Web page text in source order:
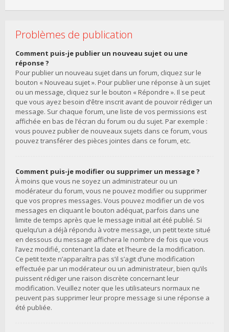
Problèmes de publication
Comment puis-je publier un nouveau sujet ou une
réponse ?
Pour publier un nouveau sujet dans un forum, cliquez sur le
bouton « Nouveau sujet ». Pour publier une réponse à un sujet
ou un message, cliquez sur le bouton « Répondre ». Il se peut
que vous ayez besoin d’être inscrit avant de pouvoir rédiger un
message. Sur chaque forum, une liste de vos permissions est
affichée en bas de l’écran du forum ou du sujet. Par exemple :
vous pouvez publier de nouveaux sujets dans ce forum, vous
pouvez transférer des pièces jointes dans ce forum, etc.
Comment puis-je modifier ou supprimer un message ?
À moins que vous ne soyez un administrateur ou un
modérateur du forum, vous ne pouvez modifier ou supprimer
que vos propres messages. Vous pouvez modifier un de vos
messages en cliquant le bouton adéquat, parfois dans une
limite de temps après que le message initial ait été publié. Si
quelqu’un a déjà répondu à votre message, un petit texte situé
en dessous du message affichera le nombre de fois que vous
l’avez modifié, contenant la date et l’heure de la modification.
Ce petit texte n’apparaîtra pas s’il s’agit d’une modification
effectuée par un modérateur ou un administrateur, bien qu’ils
puissent rédiger une raison discrète concernant leur
modification. Veuillez noter que les utilisateurs normaux ne
peuvent pas supprimer leur propre message si une réponse a
été publiée.